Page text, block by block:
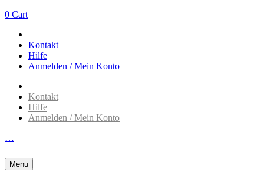
0 Cart
Kontakt
Hilfe
Anmelden / Mein Konto
Kontakt
Hilfe
Anmelden / Mein Konto
…
Menu